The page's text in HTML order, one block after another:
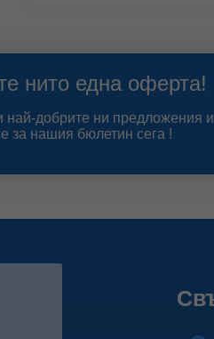
нито една оферта!
най-добрите ни предложения
за нашия бюлетин сега !